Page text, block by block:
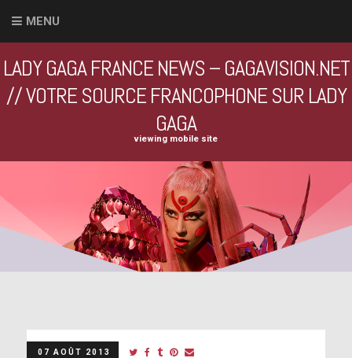
MENU
LADY GAGA FRANCE NEWS – GAGAVISION.NET
// VOTRE SOURCE FRANCOPHONE SUR LADY
GAGA
viewing mobile site
07 AOÛT 2013